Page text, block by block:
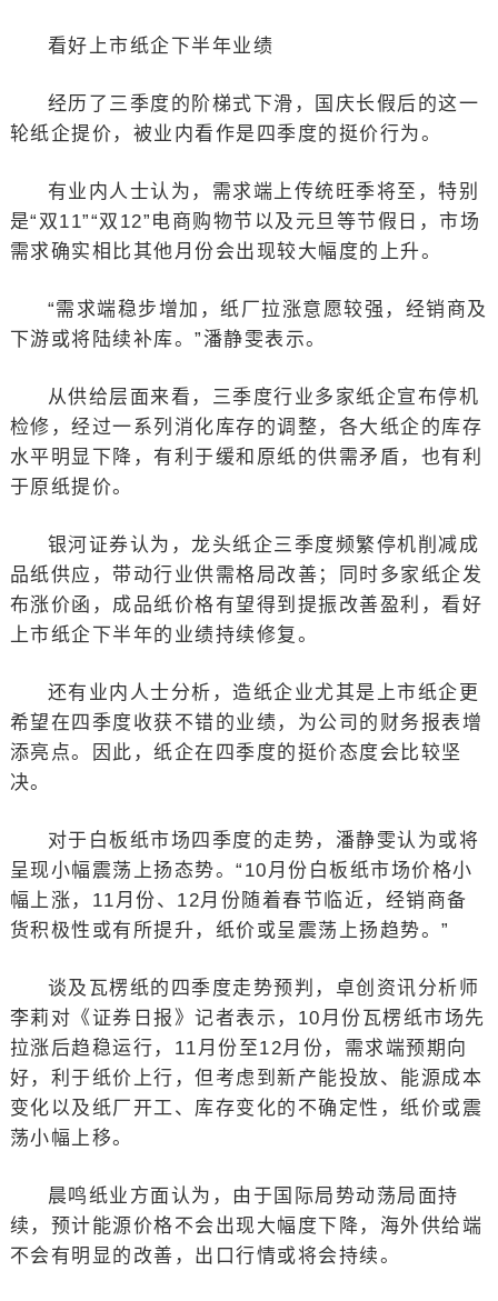
看好上市纸企下半年业绩
经历了三季度的阶梯式下滑，国庆长假后的这一
轮纸企提价，被业内看作是四季度的挺价行为。
有业内人士认为，需求端上传统旺季将至，特别
是“双11”“双12”电商购物节以及元旦等节假日，市场
需求确实相比其他月份会出现较大幅度的上升。
“需求端稳步增加，纸厂拉涨意愿较强，经销商及
下游或将陆续补库。”潘静雯表示。
从供给层面来看，三季度行业多家纸企宣布停机
检修，经过一系列消化库存的调整，各大纸企的库存
水平明显下降，有利于缓和原纸的供需矛盾，也有利
于原纸提价。
银河证券认为，龙头纸企三季度频繁停机削减成
品纸供应，带动行业供需格局改善；同时多家纸企发
布涨价函，成品纸价格有望得到提振改善盈利，看好
上市纸企下半年的业绩持续修复。
还有业内人士分析，造纸企业尤其是上市纸企更
希望在四季度收获不错的业绩，为公司的财务报表增
添亮点。因此，纸企在四季度的挺价态度会比较坚
决。
对于白板纸市场四季度的走势，潘静雯认为或将
呈现小幅震荡上扬态势。“10月份白板纸市场价格小
幅上涨，11月份、12月份随着春节临近，经销商备
货积极性或有所提升，纸价或呈震荡上扬趋势。”
谈及瓦楞纸的四季度走势预判，卓创资讯分析师
李莉对《证券日报》记者表示，10月份瓦楞纸市场先
拉涨后趋稳运行，11月份至12月份，需求端预期向
好，利于纸价上行，但考虑到新产能投放、能源成本
变化以及纸厂开工、库存变化的不确定性，纸价或震
荡小幅上移。
晨鸣纸业方面认为，由于国际局势动荡局面持
续，预计能源价格不会出现大幅度下降，海外供给端
不会有明显的改善，出口行情或将会持续。